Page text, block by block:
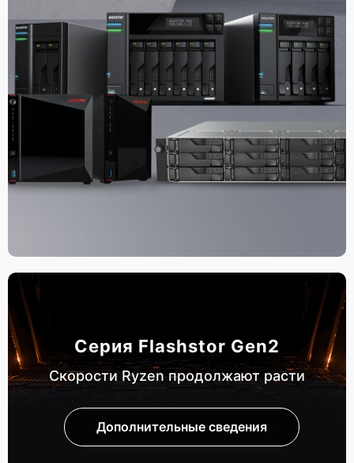
Серия Flashstor Gen2
Скорости Ryzen продолжают расти
Дополнительные сведения